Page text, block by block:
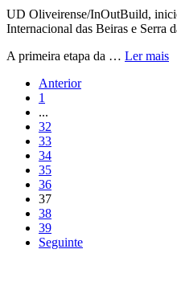
UD Oliveirense/InOutBuild,
Internacional das Beiras e Serra
A primeira etapa da … Ler mais
Anterior
1
...
32
33
34
35
36
37
38
39
Seguinte